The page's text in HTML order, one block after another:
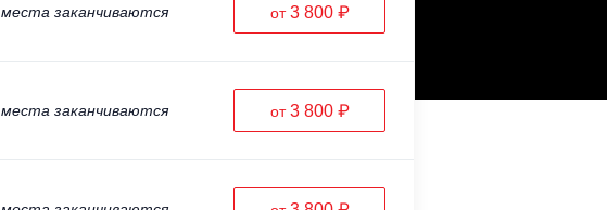
места заканчиваются от3 800 ₽
места заканчиваются от3 800 ₽